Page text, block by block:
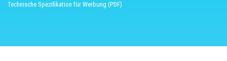
Technische Spezifikation für Werbung (PDF)